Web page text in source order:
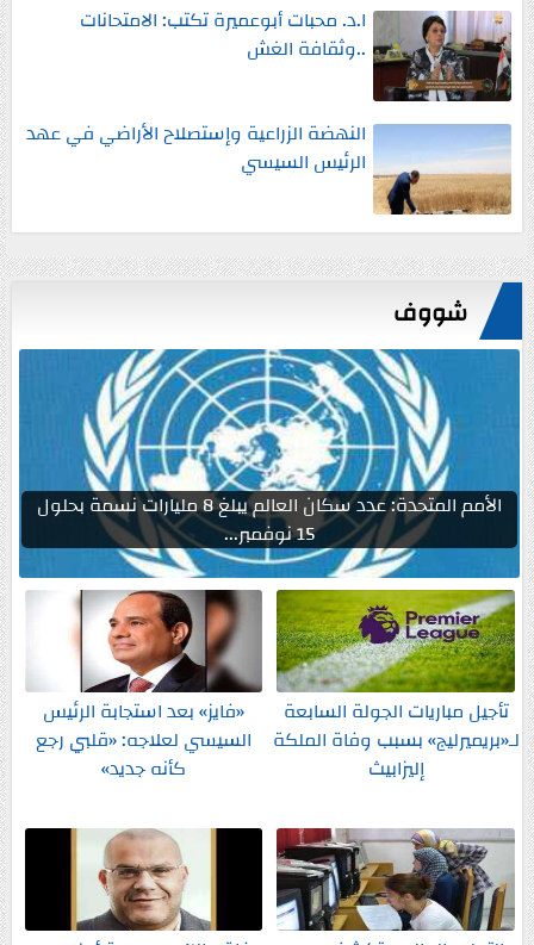
ا.د. محبات أبوعميرة تكتب: الامتحانات
..وثقافة الغش
النهضة الزراعية وإستصلاح الأراضي في عهد
الرئيس السيسي
شووف
الأمم المتحدة: عدد سكان العالم يبلغ 8 مليارات نسمة بحلول
15 نوفمبر...
تأجيل مباريات الجولة السابعة
لـ«بريميرليج» بسبب وفاة الملكة
إليزابيث
«فايز» بعد استجابة الرئيس
السيسي لعلاجه: «قلبي رجع
كأنه جديد»